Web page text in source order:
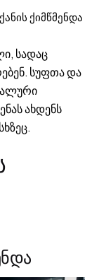
ქიმწმენდა
სადაც
სუფთა და
ახდენს